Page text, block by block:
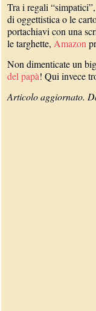
Tra i regali
di oggettistica o le
portachiavi con una
le targhette, Amazon
Non dimenticate un
del papà! Qui invece
Articolo aggiornato.